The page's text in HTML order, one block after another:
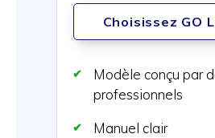
Choisissez GO
Modèle conçu par
professionnels
Manuel clair